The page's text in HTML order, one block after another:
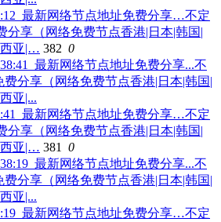
最新网络节点地址免费分享…不定
享（网络免费节点香港|日本|韩国|
西亚|… 382 0
最新网络节点地址免费分享…不定
享（网络免费节点香港|日本|韩国|
西亚|… 381 0
最新网络节点地址免费分享…不定